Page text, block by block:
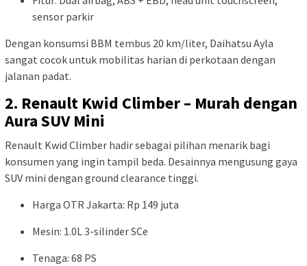
sensor parkir
Dengan konsumsi BBM tembus 20 km/liter, Daihatsu Ayla
sangat cocok untuk mobilitas harian di perkotaan dengan
jalanan padat.
2. Renault Kwid Climber – Murah dengan
Aura SUV Mini
Renault Kwid Climber hadir sebagai pilihan menarik bagi
konsumen yang ingin tampil beda. Desainnya mengusung gaya
SUV mini dengan ground clearance tinggi.
Harga OTR Jakarta: Rp 149 juta
Mesin: 1.0L 3-silinder SCe
Tenaga: 68 PS